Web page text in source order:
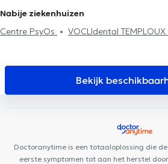
Nabije ziekenhuizen
Centre PsyOs
VOCLIdental TEMPLOUX
Cabinet Dr Chantal Dangoisse
Des
d'ostéopathie Gembloux Fabian Laval
Centre
DR Linsmaux
VOCLIdental Clinic
Centre Médical
Bekijk
Doctoranytime is een totaaloplossing die
eerste symptomen tot aan het herstel